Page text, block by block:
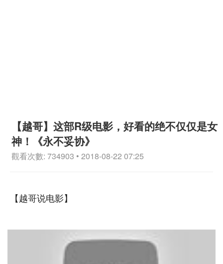
【越哥】这部R级电影，好看的绝不仅仅是女
神！《永不妥协》
觀看次數: 734903 • 2018-08-22 07:25
【越哥说电影】